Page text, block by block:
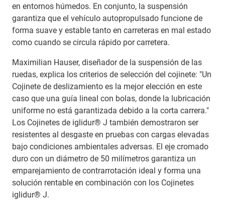
en entornos húmedos. En conjunto, la suspensión
garantiza que el vehículo autopropulsado funcione de
forma suave y estable tanto en carreteras en mal estado
como cuando se circula rápido por carretera.
Maximilian Hauser, diseñador de la suspensión de las
ruedas, explica los criterios de selección del cojinete: "Un
Cojinete de deslizamiento es la mejor elección en este
caso que una guía lineal con bolas, donde la lubricación
uniforme no está garantizada debido a la corta carrera."
Los Cojinetes de iglidur® J también demostraron ser
resistentes al desgaste en pruebas con cargas elevadas
bajo condiciones ambientales adversas. El eje cromado
duro con un diámetro de 50 milímetros garantiza un
emparejamiento de contrarrotación ideal y forma una
solución rentable en combinación con los Cojinetes
iglidur® J.